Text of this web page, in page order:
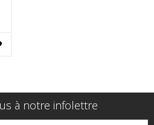
à notre infolettre